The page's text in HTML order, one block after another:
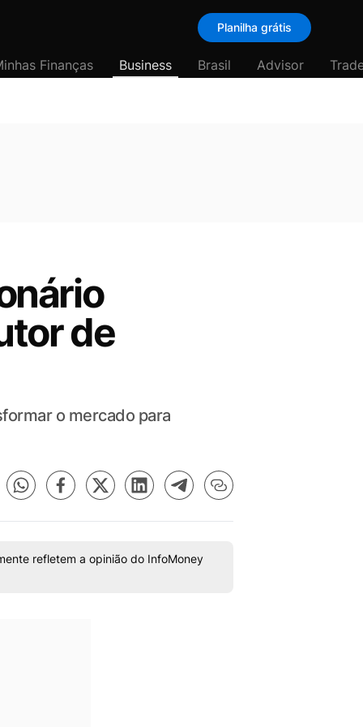
Planilha grátis
Finanças Business Brasil Advisor
de
o mercado para
refletem a opinião do InfoMoney